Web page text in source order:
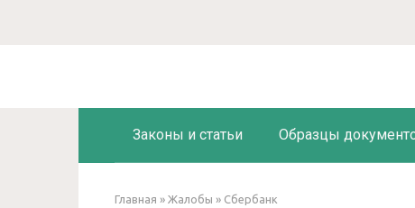
Законы и статьи Образцы
Главная » Жалобы » Сбербанк